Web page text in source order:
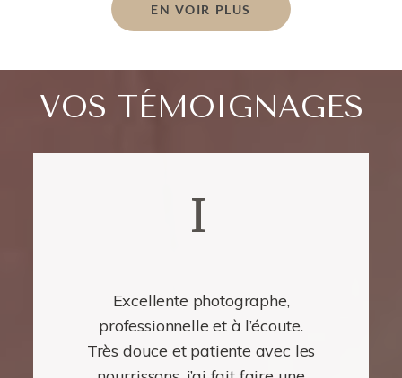
EN VOIR PLUS
VOS TÉMOIGNAGES
I
Excellente photographe,
professionnelle et à l’écoute.
Très douce et patiente avec les